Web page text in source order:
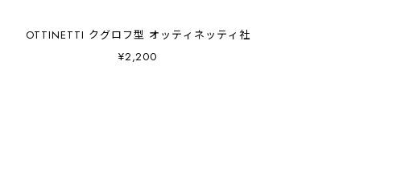
OTTINETTI クグロフ型 オッティネッティ社
¥2,200